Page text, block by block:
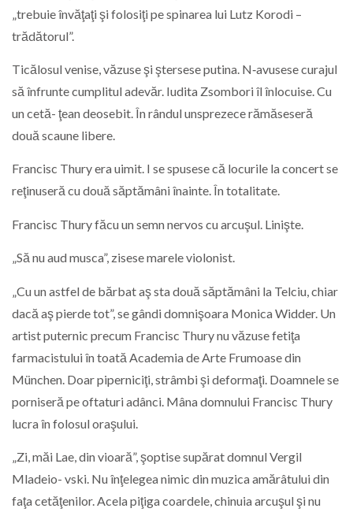
„trebuie învăţaţi şi folosiţi pe spinarea lui Lutz Korodi –
trădătorul”.
Ticălosul venise, văzuse şi ştersese putina. N‑avusese curajul
să înfrunte cumplitul adevăr. Iudita Zsombori îl înlocuise. Cu
un cetă- ţean deosebit. În rândul unsprezece rămăseseră
două scaune libere.
Francisc Thury era uimit. I se spusese că locurile la concert se
reţinuseră cu două săptămâni înainte. În totalitate.
Francisc Thury făcu un semn nervos cu arcuşul. Linişte.
„Să nu aud musca”, zisese marele violonist.
„Cu un astfel de bărbat aş sta două săptămâni la Telciu, chiar
dacă aş pierde tot”, se gândi domnişoara Monica Widder. Un
artist puternic precum Francisc Thury nu văzuse fetiţa
farmacistului în toată Academia de Arte Frumoase din
München. Doar piperniciţi, strâmbi şi deformaţi. Doamnele se
porniseră pe oftaturi adânci. Mâna domnului Francisc Thury
lucra în folosul oraşului.
„Zi, măi Lae, din vioară”, şoptise supărat domnul Vergil
Mladeio- vski. Nu înţelegea nimic din muzica amărâtului din
faţa cetăţenilor. Acela piţiga coardele, chinuia arcuşul şi nu